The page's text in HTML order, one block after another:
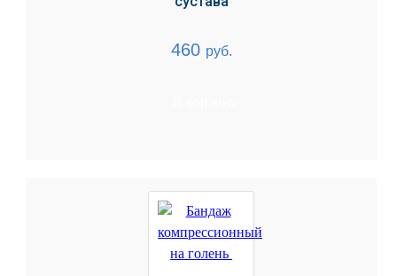
460 руб.